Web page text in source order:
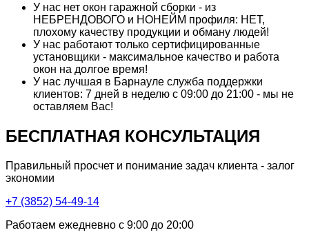
У нас нет окон гаражной сборки - из
НЕБРЕНДОВОГО и НОНЕЙМ профиля: НЕТ,
плохому качеству продукции и обману людей!
У нас работают только сертифицированные
установщики - максимальное качество и работа
окон на долгое время!
У нас лучшая в Барнауле служба поддержки
клиентов: 7 дней в неделю с 09:00 до 21:00 - мы не
оставляем Вас!
БЕСПЛАТНАЯ КОНСУЛЬТАЦИЯ
Правильный просчет и понимание задач клиента - залог
экономии
+7 (3852) 54-49-14
Работаем ежедневно с 9:00 до 20:00